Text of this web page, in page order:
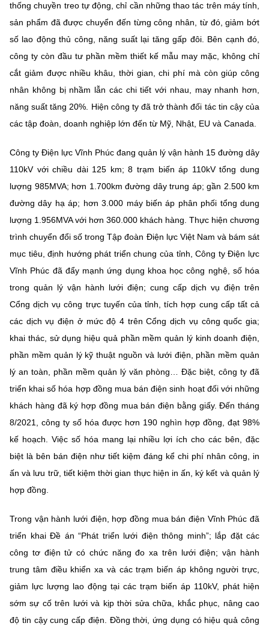
BỘ KHOA HỌC VÀ CÔNG NGHỆ
MINISTRY OF SCIENCE AND TECHNOLOGY
Điều khoản sử dụng Theo dõi MST:
Giám đốc Trung tâm Truyền thông Khoa học và Công nghệ.
Liên hệ
Điện thoại: 024 3936 9506
Email: stc@mst.gov.vn
(Ghi rõ nguồn "https://mst.gov.vn" khi phát hành lại thông tin từ
website này)
thống chuyền treo tự động, chỉ cần những thao tác trên máy tính,
sản phẩm đã được chuyển đến từng công nhân, từ đó, giảm bớt
số lao động thủ công, năng suất lại tăng gấp đôi. Bên cạnh đó,
công ty còn đầu tư phần mềm thiết kế mẫu may mặc, không chỉ
cắt giảm được nhiều khâu, thời gian, chi phí mà còn giúp công
nhân không bị nhầm lẫn các chi tiết với nhau, may nhanh hơn,
năng suất tăng 20%. Hiện công ty đã trở thành đối tác tin cậy của
các tập đoàn, doanh nghiệp lớn đến từ Mỹ, Nhật, EU và Canada.
Công ty Điện lực Vĩnh Phúc đang quản lý vận hành 15 đường dây
110kV với chiều dài 125 km; 8 trạm biến áp 110kV tổng dung
lượng 985MVA; hơn 1.700km đường dây trung áp; gần 2.500 km
đường dây hạ áp; hơn 3.000 máy biến áp phân phối tổng dung
lượng 1.956MVA với hơn 360.000 khách hàng. Thực hiện chương
trình chuyển đổi số trong Tập đoàn Điện lực Việt Nam và bám sát
mục tiêu, định hướng phát triển chung của tỉnh, Công ty Điện lực
Vĩnh Phúc đã đẩy mạnh ứng dụng khoa học công nghệ, số hóa
trong quản lý vận hành lưới điện; cung cấp dịch vụ điện trên
Cổng dịch vụ công trực tuyến của tỉnh, tích hợp cung cấp tất cả
các dịch vụ điện ở mức độ 4 trên Cổng dịch vụ công quốc gia;
khai thác, sử dụng hiệu quả phần mềm quản lý kinh doanh điện,
phần mềm quản lý kỹ thuật nguồn và lưới điện, phần mềm quản
lý an toàn, phần mềm quản lý văn phòng… Đặc biệt, công ty đã
triển khai số hóa hợp đồng mua bán điện sinh hoạt đối với những
khách hàng đã ký hợp đồng mua bán điện bằng giấy. Đến tháng
8/2021, công ty số hóa được hơn 190 nghìn hợp đồng, đạt 98%
kế hoạch. Việc số hóa mang lại nhiều lợi ích cho các bên, đặc
biệt là bên bán điện như tiết kiệm đáng kể chi phí nhân công, in
ấn và lưu trữ, tiết kiệm thời gian thực hiện in ấn, ký kết và quản lý
hợp đồng.
Trong vận hành lưới điện, hợp đồng mua bán điện Vĩnh Phúc đã
triển khai Đề án “Phát triển lưới điện thông minh”; lắp đặt các
công tơ điện tử có chức năng đo xa trên lưới điện; vận hành
trung tâm điều khiển xa và các trạm biến áp không người trực,
giảm lực lượng lao động tại các trạm biến áp 110kV, phát hiện
sớm sự cố trên lưới và kịp thời sửa chữa, khắc phục, nâng cao
độ tin cậy cung cấp điện. Đồng thời, ứng dụng có hiệu quả công